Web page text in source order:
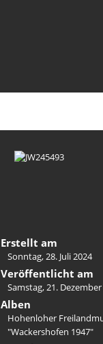
Erstellt am
Sonntag, 28. Juli 2024
Veröffentlicht am
Samstag, 21.
Alben
Hohenloher
"Wackershofen 1947"